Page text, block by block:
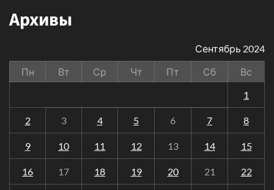
Архивы
Сентябрь 2024
Пн
Вт Ср Чт Пт Сб
Вс
1
2 3 4 5 6 7 8
9 10 11 12 13 14 15
16 17 18 19 20 21 22